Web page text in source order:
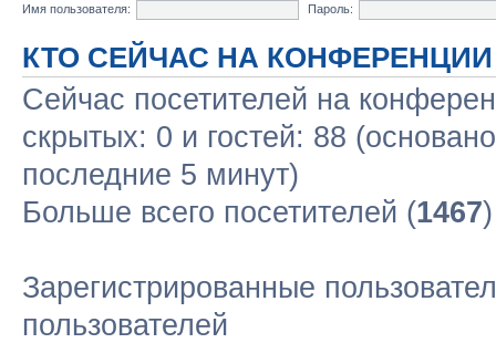
Имя пользователя:
Пароль:
КТО СЕЙЧАС НА КОНФЕРЕНЦИИ
Сейчас посетителей на
скрытых: 0 и гостей: 88
последние 5 минут)
Больше всего посетителей (1467
Зарегистрированные
пользователей